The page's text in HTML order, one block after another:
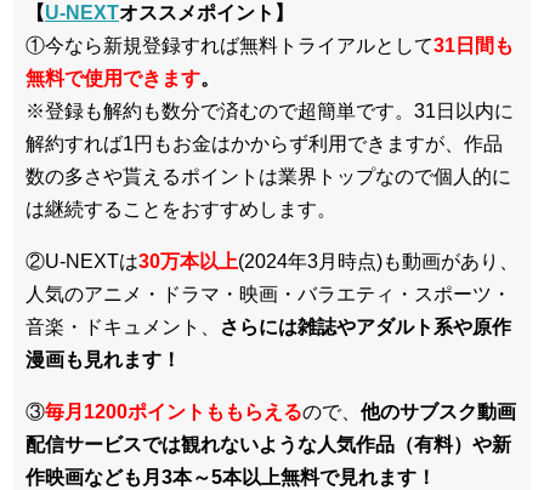
【U-NEXTオススメポイント】
①今なら新規登録すれば無料トライアルとして31日間も
無料で使用できます。
※登録も解約も数分で済むので超簡単です。31日以内に
解約すれば1円もお金はかからず利用できますが、作品
数の多さや貰えるポイントは業界トップなので個人的に
は継続することをおすすめします。
②U-NEXTは30万本以上(2024年3月時点)も動画があり、
人気のアニメ・ドラマ・映画・バラエティ・スポーツ・
音楽・ドキュメント、
さらには雑誌やアダルト系や原作
漫画も見れます！
③毎月1200ポイントももらえるので、 他のサブスク動画
配信サービスでは観れないような人気作品（有料）や新
作映画なども月3本～5本以上無料で見れます！